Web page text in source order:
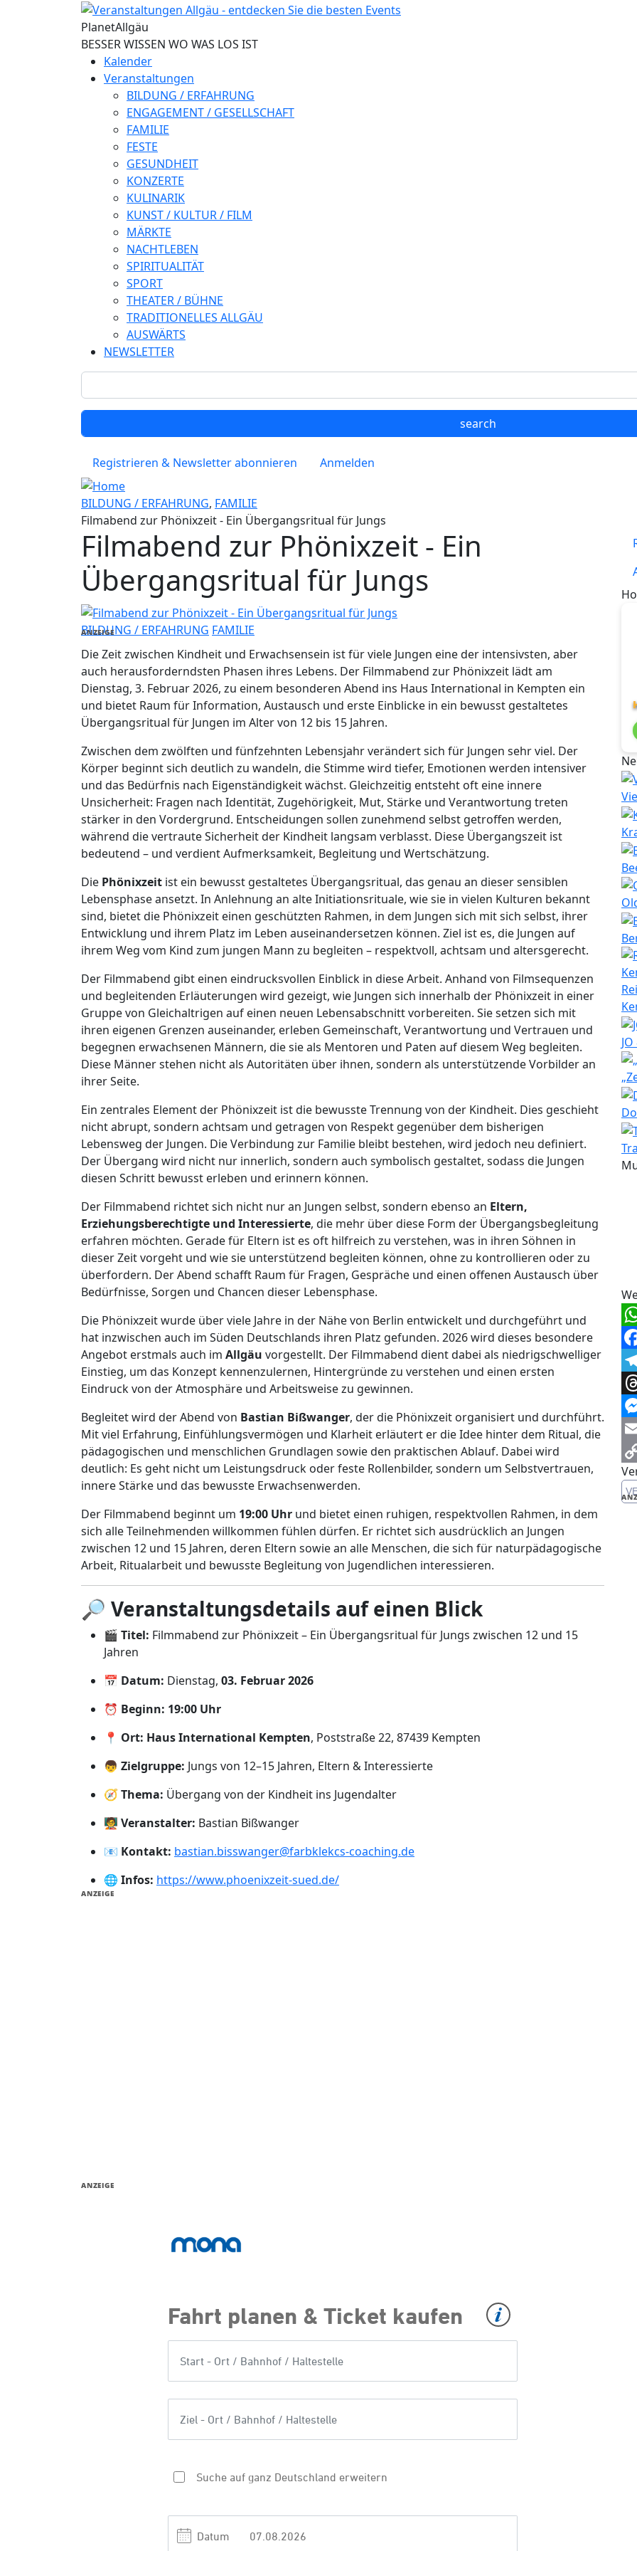
Direkt zum Inhalt
PlanetAllgäu
BESSER WISSEN WO WAS LOS IST
Kalender
Veranstaltungen
BILDUNG / ERFAHRUNG
ENGAGEMENT / GESELLSCHAFT
FAMILIE
FESTE
GESUNDHEIT
KONZERTE
KULINARIK
KUNST / KULTUR / FILM
MÄRKTE
NACHTLEBEN
SPIRITUALITÄT
SPORT
THEATER / BÜHNE
TRADITIONELLES ALLGÄU
AUSWÄRTS
NEWSLETTER
Registrieren & Newsletter abonnieren Anmelden
BILDUNG / ERFAHRUNG, FAMILIE
Filmabend zur Phönixzeit - Ein Übergangsritual für Jungs
Filmabend zur Phönixzeit - Ein
Übergangsritual für Jungs
BILDUNG / ERFAHRUNG FAMILIE
ANZEIGE
Die Zeit zwischen Kindheit und Erwachsensein ist für viele Jungen eine der intensivsten, aber
auch herausforderndsten Phasen ihres Lebens. Der Filmmabend zur Phönixzeit lädt am
Dienstag, 3. Februar 2026, zu einem besonderen Abend ins Haus International in Kempten ein
und bietet Raum für Information, Austausch und erste Einblicke in ein bewusst gestaltetes
Übergangsritual für Jungen im Alter von 12 bis 15 Jahren.
Zwischen dem zwölften und fünfzehnten Lebensjahr verändert sich für Jungen sehr viel. Der
Körper beginnt sich deutlich zu wandeln, die Stimme wird tiefer, Emotionen werden intensiver
und das Bedürfnis nach Eigenständigkeit wächst. Gleichzeitig entsteht oft eine innere
Unsicherheit: Fragen nach Identität, Zugehörigkeit, Mut, Stärke und Verantwortung treten
stärker in den Vordergrund. Entscheidungen sollen zunehmend selbst getroffen werden,
während die vertraute Sicherheit der Kindheit langsam verblasst. Diese Übergangszeit ist
bedeutend – und verdient Aufmerksamkeit, Begleitung und Wertschätzung.
Die Phönixzeit ist ein bewusst gestaltetes Übergangsritual, das genau an dieser sensiblen
Lebensphase ansetzt. In Anlehnung an alte Initiationsrituale, wie sie in vielen Kulturen bekannt
sind, bietet die Phönixzeit einen geschützten Rahmen, in dem Jungen sich mit sich selbst, ihrer
Entwicklung und ihrem Platz im Leben auseinandersetzen können. Ziel ist es, die Jungen auf
ihrem Weg vom Kind zum jungen Mann zu begleiten – respektvoll, achtsam und altersgerecht.
Der Filmmabend gibt einen eindrucksvollen Einblick in diese Arbeit. Anhand von Filmsequenzen
und begleitenden Erläuterungen wird gezeigt, wie Jungen sich innerhalb der Phönixzeit in einer
Gruppe von Gleichaltrigen auf einen neuen Lebensabschnitt vorbereiten. Sie setzen sich mit
ihren eigenen Grenzen auseinander, erleben Gemeinschaft, Verantwortung und Vertrauen und
begegnen erwachsenen Männern, die sie als Mentoren und Paten auf diesem Weg begleiten.
Diese Männer stehen nicht als Autoritäten über ihnen, sondern als unterstützende Vorbilder an
ihrer Seite.
Ein zentrales Element der Phönixzeit ist die bewusste Trennung von der Kindheit. Dies geschieht
nicht abrupt, sondern achtsam und getragen von Respekt gegenüber dem bisherigen
Lebensweg der Jungen. Die Verbindung zur Familie bleibt bestehen, wird jedoch neu definiert.
Der Übergang wird nicht nur innerlich, sondern auch symbolisch gestaltet, sodass die Jungen
diesen Schritt bewusst erleben und erinnern können.
Der Filmmabend richtet sich nicht nur an Jungen selbst, sondern ebenso an Eltern,
Erziehungsberechtigte und Interessierte, die mehr über diese Form der Übergangsbegleitung
erfahren möchten. Gerade für Eltern ist es oft hilfreich zu verstehen, was in ihren Söhnen in
dieser Zeit vorgeht und wie sie unterstützend begleiten können, ohne zu kontrollieren oder zu
überfordern. Der Abend schafft Raum für Fragen, Gespräche und einen offenen Austausch über
Bedürfnisse, Sorgen und Chancen dieser Lebensphase.
Die Phönixzeit wurde über viele Jahre in der Nähe von Berlin entwickelt und durchgeführt und
hat inzwischen auch im Süden Deutschlands ihren Platz gefunden. 2026 wird dieses besondere
Angebot erstmals auch im Allgäu vorgestellt. Der Filmmabend dient dabei als niedrigschwelliger
Einstieg, um das Konzept kennenzulernen, Hintergründe zu verstehen und einen ersten
Eindruck von der Atmosphäre und Arbeitsweise zu gewinnen.
Begleitet wird der Abend von Bastian Bißwanger, der die Phönixzeit organisiert und durchführt.
Mit viel Erfahrung, Einfühlungsvermögen und Klarheit erläutert er die Idee hinter dem Ritual, die
pädagogischen und menschlichen Grundlagen sowie den praktischen Ablauf. Dabei wird
deutlich: Es geht nicht um Leistungsdruck oder feste Rollenbilder, sondern um Selbstvertrauen,
innere Stärke und das bewusste Erwachsenwerden.
Der Filmmabend beginnt um 19:00 Uhr und bietet einen ruhigen, respektvollen Rahmen, in dem
sich alle Teilnehmenden willkommen fühlen dürfen. Er richtet sich ausdrücklich an Jungen
zwischen 12 und 15 Jahren, deren Eltern sowie an alle Menschen, die sich für naturpädagogische
Arbeit, Ritualarbeit und bewusste Begleitung von Jugendlichen interessieren.
🔎 Veranstaltungsdetails auf einen Blick
🎬 Titel: Filmmabend zur Phönixzeit – Ein Übergangsritual für Jungs zwischen 12 und 15
Jahren
📅 Datum: Dienstag, 03. Februar 2026
⏰ Beginn: 19:00 Uhr
📍 Ort: Haus International Kempten, Poststraße 22, 87439 Kempten
👦 Zielgruppe: Jungs von 12–15 Jahren, Eltern & Interessierte
🧭 Thema: Übergang von der Kindheit ins Jugendalter
🧑‍🏫 Veranstalter: Bastian Bißwanger
📧 Kontakt: bastian.bisswanger@farbklekcs-coaching.de
🌐 Infos: https://www.phoenixzeit-sued.de/
ANZEIGE
ANZEIGE